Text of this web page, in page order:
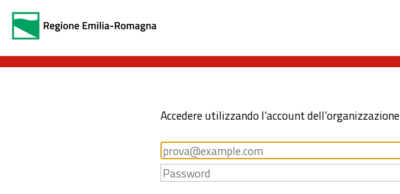
Accedere utilizzando l'account dell'organizzazione